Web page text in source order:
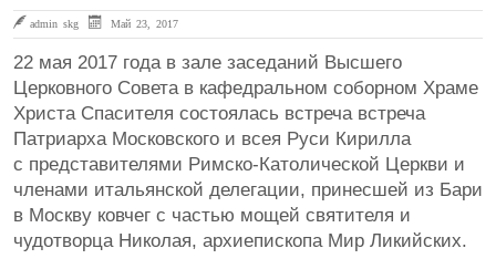
admin skg Май 23, 2017
22 мая 2017 года в зале заседаний Высшего
Церковного Совета в кафедральном соборном Храме
Христа Спасителя состоялась встреча встреча
Патриарха Московского и всея Руси Кирилла
с представителями Римско-Католической Церкви и
членами итальянской делегации, принесшей из Бари
в Москву ковчег с частью мощей святителя и
чудотворца Николая, архиепископа Мир Ликийских.